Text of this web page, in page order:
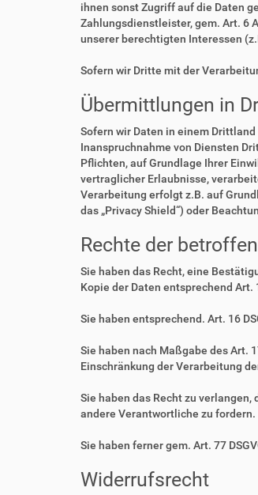
ihnen sonst Zugriff auf die Daten
Zahlungsdienstleister, gem. Art. 6
unserer berechtigten Interessen
Sofern wir Dritte mit der
Übermittlungen in
Sofern wir Daten in einem
Inanspruchnahme von Diensten
Pflichten, auf Grundlage Ihrer
vertraglicher Erlaubnisse,
Verarbeitung erfolgt z.B. auf
das „Privacy Shield“) oder
Rechte der
Sie haben das Recht, eine
Kopie der Daten entsprechend Art.
Sie haben entsprechend. Art. 16
Sie haben nach Maßgabe des Art.
Einschränkung der Verarbeitung
Sie haben das Recht zu
andere Verantwortliche zu fordern.
Sie haben ferner gem. Art. 77
Widerrufsrecht